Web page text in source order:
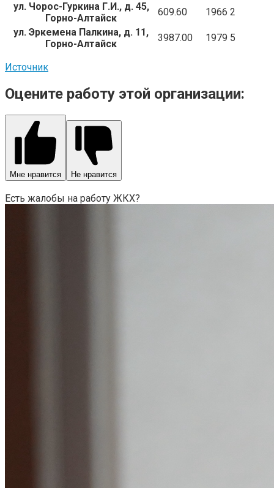
ул. Чорос-Гуркина Г.И., д. 45,
Горно-Алтайск
609.60 1966 2
ул. Эркемена Палкина, д. 11,
Горно-Алтайск
3987.00 1979 5
Источник
Оцените работу этой организации:
Мне нравится Не нравится
Есть жалобы на работу ЖКХ?